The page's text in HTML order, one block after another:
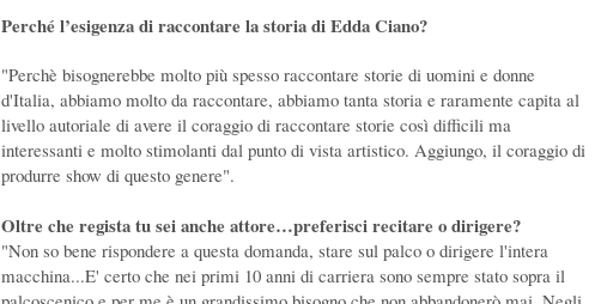
Perché l’esigenza di raccontare la storia di Edda Ciano?
"Perchè bisognerebbe molto più spesso raccontare storie di uomini e donne
d'Italia, abbiamo molto da raccontare, abbiamo tanta storia e raramente capita al
livello autoriale di avere il coraggio di raccontare storie così difficili ma
interessanti e molto stimolanti dal punto di vista artistico. Aggiungo, il coraggio di
produrre show di questo genere".
Oltre che regista tu sei anche attore…preferisci recitare o dirigere?
"Non so bene rispondere a questa domanda, stare sul palco o dirigere l'intera
macchina...E' certo che nei primi 10 anni di carriera sono sempre stato sopra il